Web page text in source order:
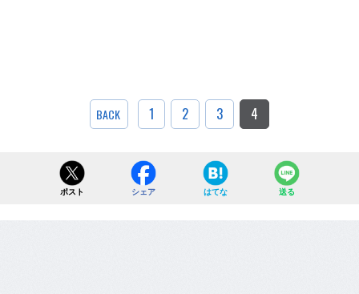
BACK 1 2 3 4
ポスト シェア はてな 送る